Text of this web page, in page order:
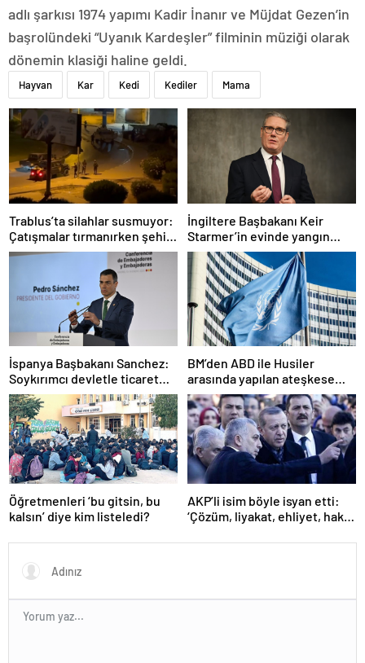
adlı şarkısı 1974 yapımı Kadir İnanır ve Müjdat Gezen’in
başrolündeki “Uyanık Kardeşler” filminin müziği olarak
dönemin klasiği haline geldi.
Hayvan Kar Kedi Kediler Mama
Trablus’ta silahlar susmuyor:
Çatışmalar tırmanırken şehir
alarmda
İngiltere Başbakanı Keir
Starmer’in evinde yangın
çıktı
İspanya Başbakanı Sanchez:
Soykırımcı devletle ticaret
yapmayız
BM’den ABD ile Husiler
arasında yapılan ateşkese
ilişkin değerlendirme
Öğretmenleri ‘bu gitsin, bu
kalsın’ diye kim listeledi?
AKP’li isim böyle isyan etti:
‘Çözüm, liyakat, ehliyet, hak,